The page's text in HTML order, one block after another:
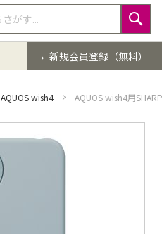
検
索
新規会員登録（無料）
AQUOS wish4 AQUOS wish4用